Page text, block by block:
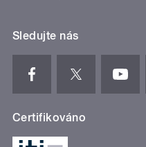
Sledujte nás
Certifikováno